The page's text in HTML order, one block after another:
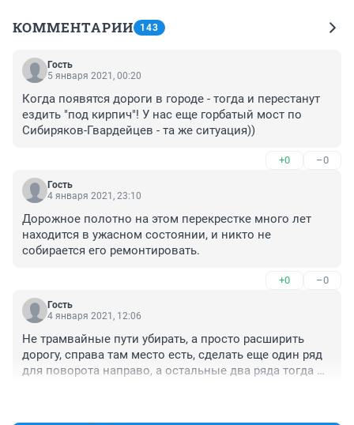
КОММЕНТАРИИ 143
Гость
5 января 2021, 00:20
Когда появятся дороги в городе - тогда и перестанут
ездить "под кирпич"! У нас еще горбатый мост по
Сибиряков-Гвардейцев - та же ситуация))
+0 –0
Гость
4 января 2021, 23:10
Дорожное полотно на этом перекрестке много лет
находится в ужасном состоянии, и никто не
собирается его ремонтировать.
+0 –0
Гость
4 января 2021, 12:06
Не трамвайные пути убирать, а просто расширить
дорогу, справа там место есть, сделать еще один ряд
для поворота направо, а остальные два ряда тогда